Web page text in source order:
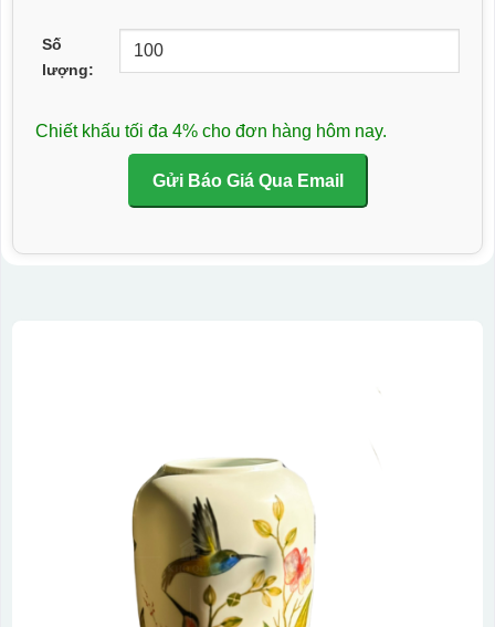
Số
lượng:
Chiết khấu tối đa 4% cho đơn hàng hôm nay.
Gửi Báo Giá Qua Email